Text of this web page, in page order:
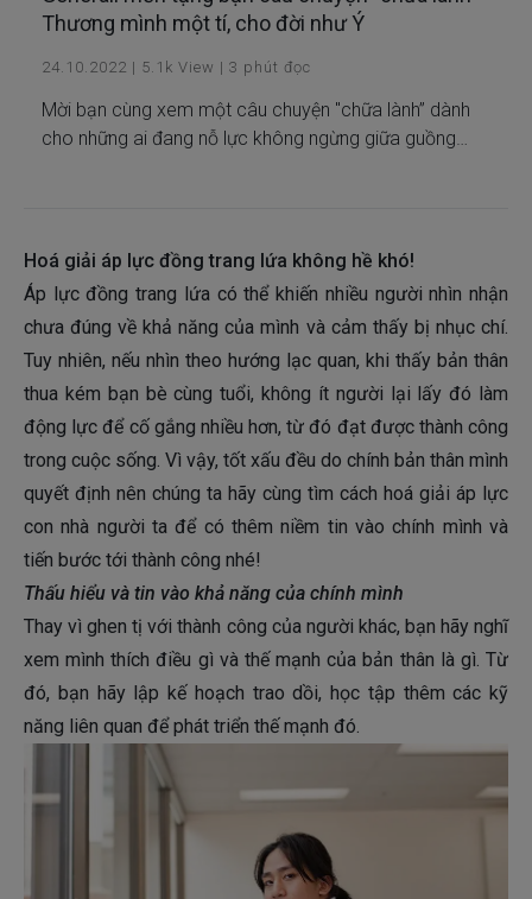
Thương mình một tí, cho đời như Ý
24.10.2022 | 5.1k View | 3 phút đọc
Mời bạn cùng xem một câu chuyện "chữa lành” dành
cho những ai đang nỗ lực không ngừng giữa guồng
Hoá giải áp lực đồng trang lứa không hề khó!
Áp lực đồng trang lứa có thể khiến nhiều người nhìn nhận
chưa đúng về khả năng của mình và cảm thấy bị nhục chí.
Tuy nhiên, nếu nhìn theo hướng lạc quan, khi thấy bản thân
thua kém bạn bè cùng tuổi, không ít người lại lấy đó làm
động lực để cố gắng nhiều hơn, từ đó đạt được thành công
trong cuộc sống. Vì vậy, tốt xấu đều do chính bản thân mình
quyết định nên chúng ta hãy cùng tìm cách hoá giải áp lực
con nhà người ta để có thêm niềm tin vào chính mình và
tiến bước tới thành công nhé!
Thấu hiểu và tin vào khả năng của chính mình
Thay vì ghen tị với thành công của người khác, bạn hãy nghĩ
xem mình thích điều gì và thế mạnh của bản thân là gì. Từ
đó, bạn hãy lập kế hoạch trao dồi, học tập thêm các kỹ
năng liên quan để phát triển thế mạnh đó.